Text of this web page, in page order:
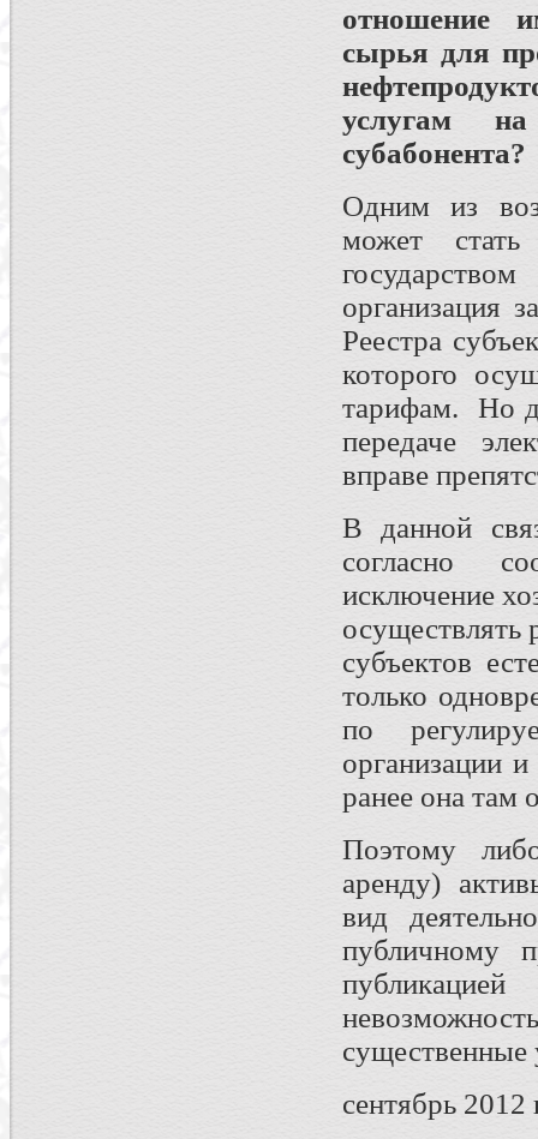
отношение
сырья для
услугам на
субабонента?
Одним из
может
организация
Реестра
которого
тарифам. Но
передаче
вправе
В данной
согласно
исключение
осуществлять
субъектов
только
по
организации
ранее она там
Поэтому
аренду)
вид
публичному
существенные
сентябрь 2012